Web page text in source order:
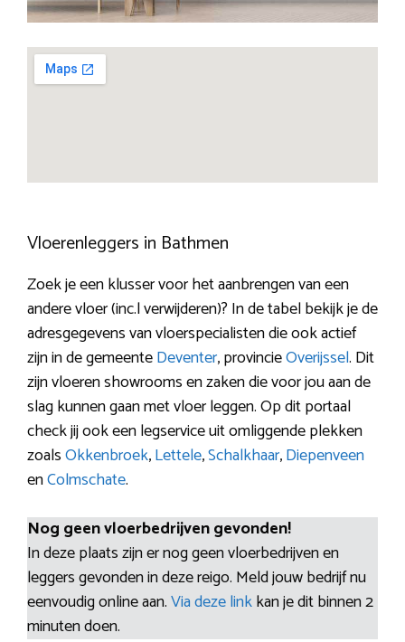
Vloerenleggers in Bathmen
Zoek je een klusser voor het aanbrengen van een
andere vloer (inc.l verwijderen)? In de tabel bekijk je de
adresgegevens van vloerspecialisten die ook actief
zijn in de gemeenteDeventer, provincieOverijssel. Dit
zijn vloeren showrooms en zaken die voor jou aan de
slag kunnen gaan met vloer leggen. Op dit portaal
check jij ook een legservice uit omliggende plekken
zoalsOkkenbroek,Lettele,Schalkhaar,Diepenveen
enColmschate.
Nog geen vloerbedrijven gevonden!
In deze plaats zijn er nog geen vloerbedrijven en
leggers gevonden in deze reigo. Meld jouw bedrijf nu
eenvoudig online aan.Via deze linkkan je dit binnen 2
minuten doen.